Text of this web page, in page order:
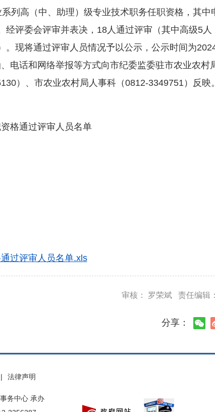
列高（中、助理）级专业技术职务任职资格，其中
评委会评审并表决，18人通过评审（其中高级5人
现将通过评审人员情况予以公示，公示时间为
电话和网络举报等方式向市纪委监委驻市农业农村
）、市农业农村局人事科（0812-3349751）反映
格通过评审人员名单
过评审人员名单.xls
审核： 罗荣斌 责任编辑
分享：
| 法律声明
务中心 承办